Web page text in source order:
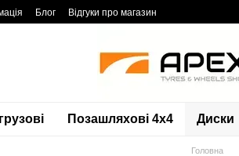
Блог Відгуки про магазин
Позашляхові 4х4 Диски
Головна